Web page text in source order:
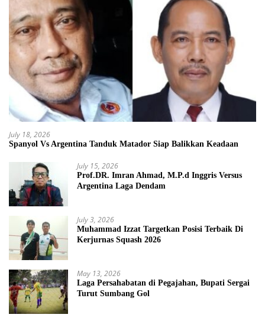
July 18, 2026
Spanyol Vs Argentina Tanduk Matador Siap Balikkan Keadaan
July 15, 2026
Prof.DR. Imran Ahmad, M.P.d Inggris Versus
Argentina Laga Dendam
July 3, 2026
Muhammad Izzat Targetkan Posisi Terbaik Di
Kerjurnas Squash 2026
May 13, 2026
Laga Persahabatan di Pegajahan, Bupati Sergai
Turut Sumbang Gol